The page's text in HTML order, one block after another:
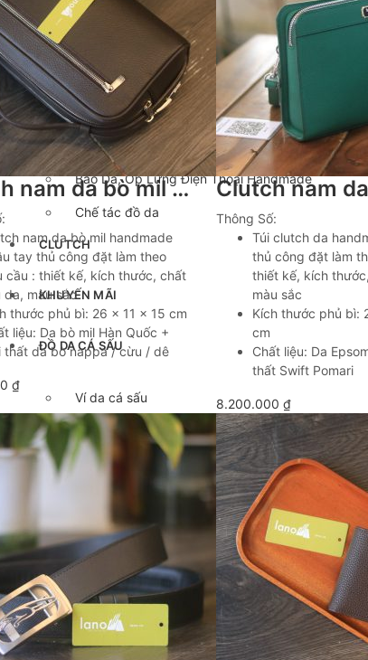
Bóp Ví Da Handmade
Túi Da Clutch handmade
Túi da nữ handmade
Dây Thắt Lưng Da Handmade
Cặp Da Handmade
Bao Da, Ốp Lưng Điện Thoại Handmade
Chế tác đồ da
CLUTCH
KHUYẾN MÃI
ĐỒ DA CÁ SẤU
Ví da cá sấu
Ví Cầm Tay Clutch Da Cá Sấu
Túi Xách – Túi Đeo Chéo
LIÊN HỆ
Clutch nam da bò mil Hàn Quốc khâu tay thời trang công sở Lano CLTK042
nam da bò mil handmade
tay thủ công đặt làm theo
cầu : thiết kế, kích thước, chất
da, màu sắc
thước phủ bì: 26 x 11 x 15 cm
liệu: Da bò mil Hàn Quốc +
thất da bò nappa / cừu / dê
₫
Thông Số:
Túi clutch da
thủ công đặt làm
thiết kế, kích
màu sắc
Kích thước phủ bì:
cm
Chất liệu: Da
thất Swift Pomari
8.200.000 ₫